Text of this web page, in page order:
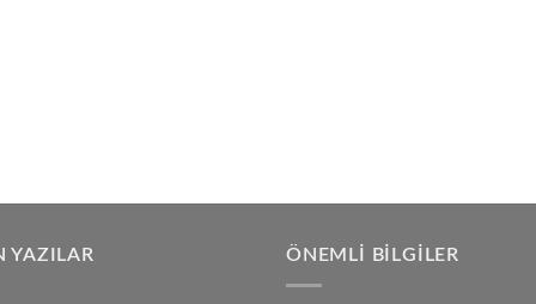
YAZILAR ÖNEMLI BILGILER